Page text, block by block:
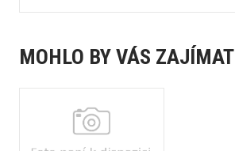
MOHLO BY VÁS ZAJÍMAT